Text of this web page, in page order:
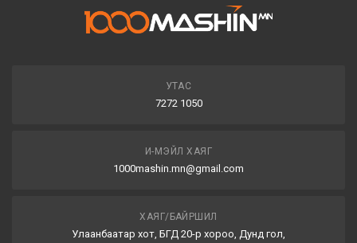
УТАС
7272 1050
И-МЭЙЛ ХАЯГ
1000mashin.mn@gmail.com
ХАЯГ/БАЙРШИЛ
Улаанбаатар хот, БГД 20-р хороо, Дунд гол,